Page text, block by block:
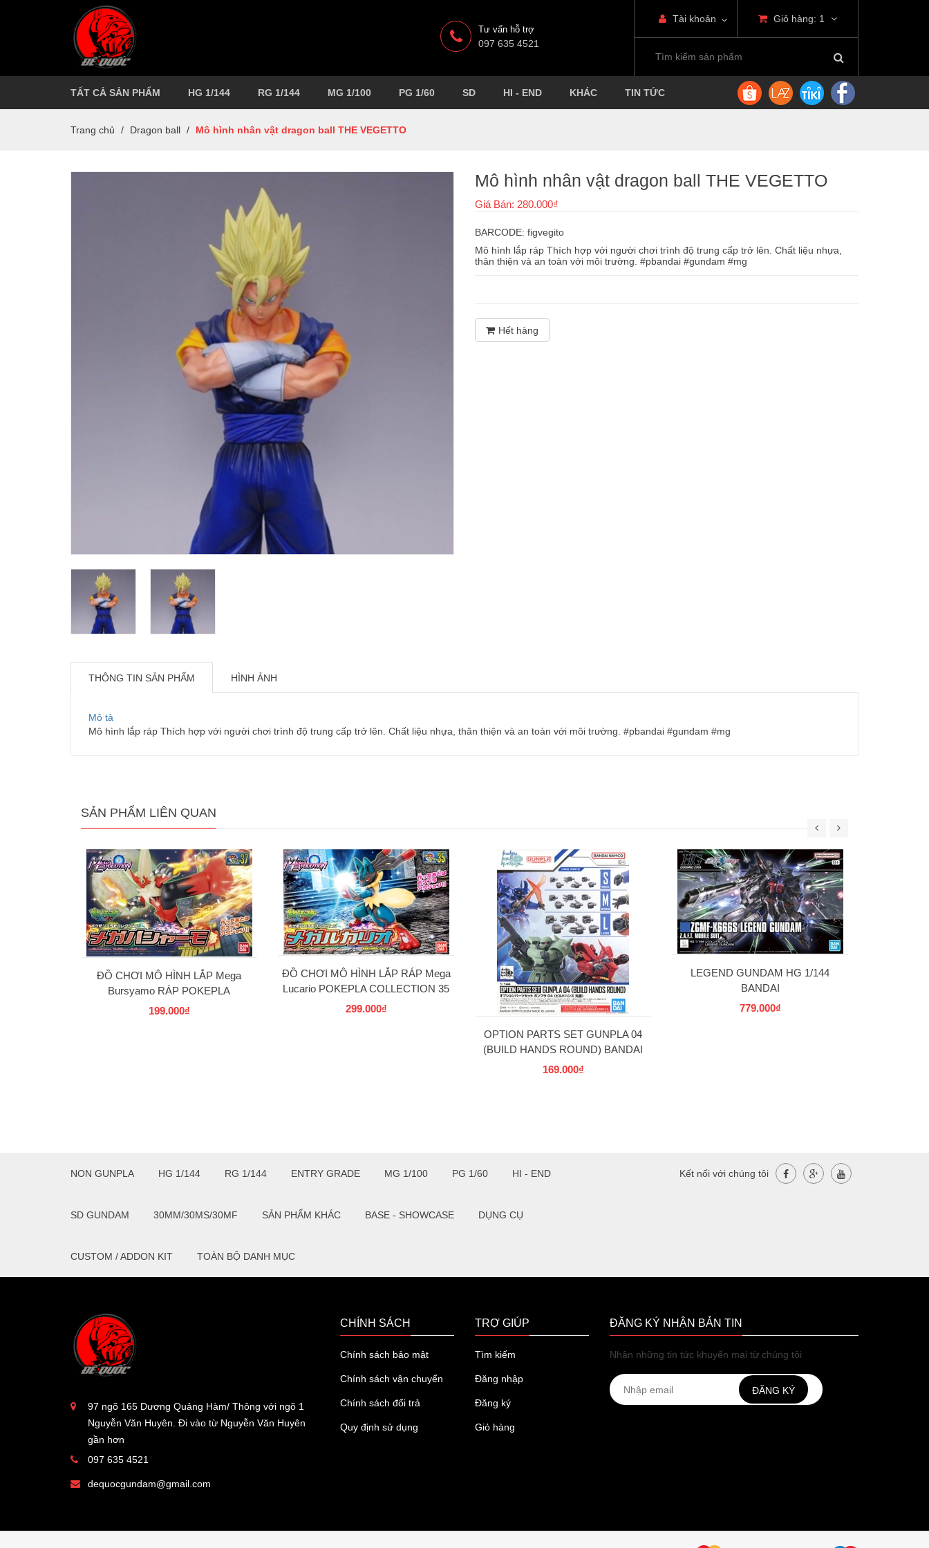
Tài khoản Giỏ hàng: 1
Tư vấn hỗ trợ
097 635 4521
TẤT CẢ SẢN PHẨM HG 1/144 RG 1/144 MG 1/100 PG 1/60 SD HI - END KHÁC TIN TỨC
Trang chủ / Dragon ball / Mô hình nhân vật dragon ball THE VEGETTO
Mô hình nhân vật dragon ball THE VEGETTO
Giá Bán: 280.000₫
BARCODE: figvegito
Mô hình lắp ráp Thích hợp với người chơi trình độ trung cấp trở lên. Chất liệu nhựa,
thân thiện và an toàn với môi trường. #pbandai #gundam #mg
Hết hàng
THÔNG TIN SẢN PHẨM HÌNH ẢNH
Mô tả
Mô hình lắp ráp Thích hợp với người chơi trình độ trung cấp trở lên. Chất liệu nhựa, thân thiện và an toàn với môi trường. #pbandai #gundam #mg
SẢN PHẨM LIÊN QUAN
ĐỒ CHƠI MÔ HÌNH LẮP Mega
Bursyamo RÁP POKEPLA
COLLECTION 37 SELECT SERIES
199.000₫
ĐỒ CHƠI MÔ HÌNH LẮP RÁP Mega
Lucario POKEPLA COLLECTION 35
SELECT SERIES BANDAI
299.000₫
OPTION PARTS SET GUNPLA 04
(BUILD HANDS ROUND) BANDAI
169.000₫
LEGEND GUNDAM HG 1/144
BANDAI
779.000₫
NON GUNPLA HG 1/144 RG 1/144 ENTRY GRADE MG 1/100 PG 1/60 HI - END
SD GUNDAM 30MM/30MS/30MF SẢN PHẨM KHÁC BASE - SHOWCASE DỤNG CỤ
CUSTOM / ADDON KIT TOÀN BỘ DANH MỤC
Kết nối với chúng tôi
97 ngõ 165 Dương Quảng Hàm/ Thông với ngõ 1
Nguyễn Văn Huyên. Đi vào từ Nguyễn Văn Huyên
gần hơn
097 635 4521
dequocgundam@gmail.com
CHÍNH SÁCH
Chính sách bảo mật
Chính sách vận chuyển
Chính sách đổi trả
Quy định sử dụng
TRỢ GIÚP
Tìm kiếm
Đăng nhập
Đăng ký
Giỏ hàng
ĐĂNG KÝ NHẬN BẢN TIN
Nhận những tin tức khuyến mại từ chúng tôi
ĐĂNG KÝ